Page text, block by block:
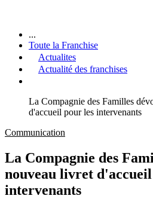
...
Toute la Franchise
Actualites
Actualité des franchises
La Compagnie des Familles
d'accueil pour les intervenants
Communication
La Compagnie des
nouveau livret
intervenants